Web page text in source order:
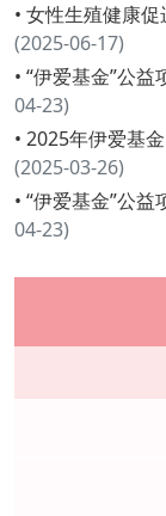
• 女性生殖健康
(2025-06-17)
• “伊爱基金”公
04-23)
• 2025年伊爱基
(2025-03-26)
• “伊爱基金”公
04-23)